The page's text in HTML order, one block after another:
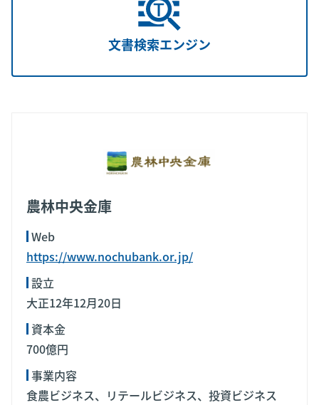
文書検索エンジン
農林中央金庫
Web
https://www.nochubank.or.jp/
設立
大正12年12月20日
資本金
700億円
事業内容
食農ビジネス、リテールビジネス、投資ビジネス